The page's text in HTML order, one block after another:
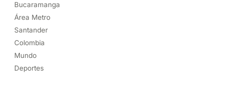
Bucaramanga
Área Metro
Santander
Colombia
Mundo
Deportes